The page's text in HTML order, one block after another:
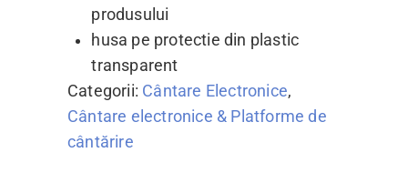
produsului
husa pe protectie din plastic
transparent
Categorii: Cântare Electronice,
Cântare electronice & Platforme de
cântărire